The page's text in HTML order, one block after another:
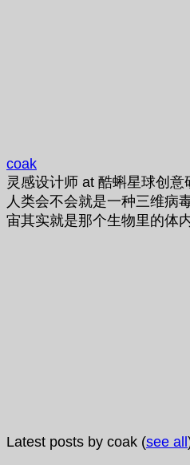
coak
灵感设计师 at 酷蝌星球创意
人类会不会就是一种三维病
宙其实就是那个生物里的体
Latest posts by coak (see all